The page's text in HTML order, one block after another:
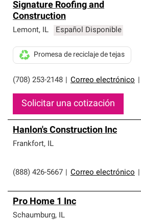
Signature Roofing and
Construction
Lemont, IL Español Disponible
(708) 253-2148 Correo electrónico
Promesa de reciclaje de tejas
Solicitar una cotización
Hanlon's Construction Inc
Frankfort, IL
(888) 426-5667 Correo electrónico
Pro Home 1 Inc
Schaumburg, IL